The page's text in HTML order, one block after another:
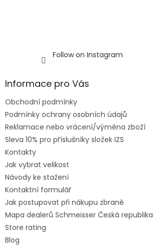
Follow on Instagram
Informace pro Vás
Obchodní podmínky
Podmínky ochrany osobních údajů
Reklamace nebo vrácení/výměna zboží
Sleva 10% pro příslušníky složek IZS
Kontakty
Jak vybrat velikost
Návody ke stažení
Kontaktní formulář
Jak postupovat při nákupu zbraně
Mapa dealerů Schmeisser Česká republika
Store rating
Blog